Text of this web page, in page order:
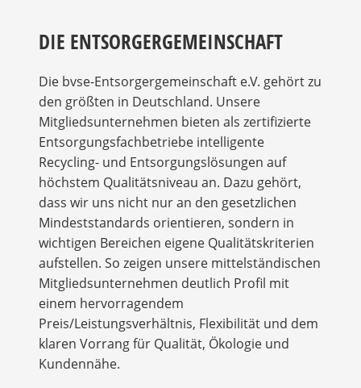
DIE ENTSORGERGEMEINSCHAFT
Die bvse-Entsorgergemeinschaft e.V. gehört zu
den größten in Deutschland. Unsere
Mitgliedsunternehmen bieten als zertifizierte
Entsorgungsfachbetriebe intelligente
Recycling- und Entsorgungslösungen auf
höchstem Qualitätsniveau an. Dazu gehört,
dass wir uns nicht nur an den gesetzlichen
Mindeststandards orientieren, sondern in
wichtigen Bereichen eigene Qualitätskriterien
aufstellen. So zeigen unsere mittelständischen
Mitgliedsunternehmen deutlich Profil mit
einem hervorragendem
Preis/Leistungsverhältnis, Flexibilität und dem
klaren Vorrang für Qualität, Ökologie und
Kundennähe.